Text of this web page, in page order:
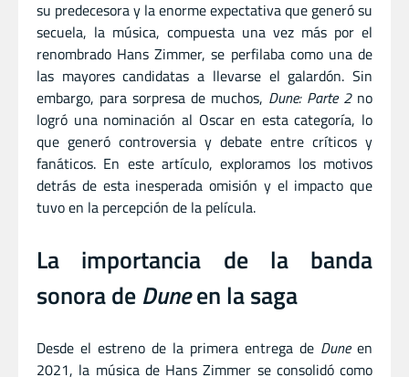
su predecesora y la enorme expectativa que generó su
secuela, la música, compuesta una vez más por el
renombrado Hans Zimmer, se perfilaba como una de
las mayores candidatas a llevarse el galardón. Sin
embargo, para sorpresa de muchos, Dune: Parte 2no
logró una nominación al Oscar en esta categoría, lo
que generó controversia y debate entre críticos y
fanáticos. En este artículo, exploramos los motivos
detrás de esta inesperada omisión y el impacto que
tuvo en la percepción de la película.
La importancia de la banda
sonora de Duneen la saga
Desde el estreno de la primera entrega de Duneen
2021, la música de Hans Zimmer se consolidó como